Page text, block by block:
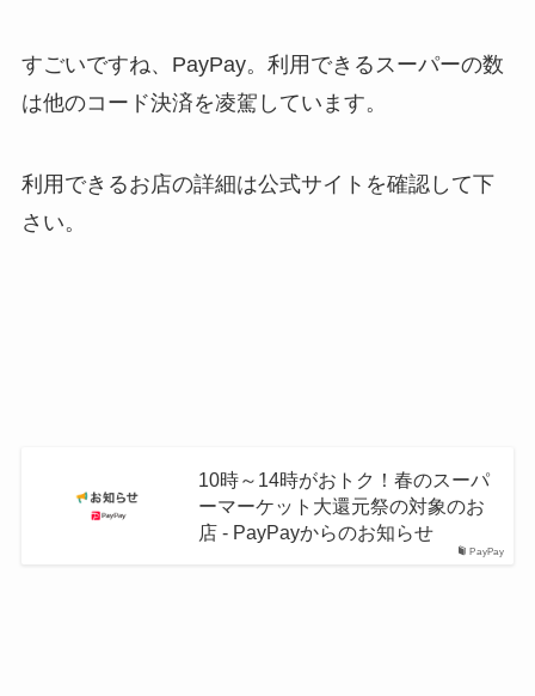
すごいですね、PayPay。利用できるスーパーの数
は他のコード決済を凌駕しています。
利用できるお店の詳細は公式サイトを確認して下
さい。
PayPay
10時～14時がおトク！春のスーパ
ーマーケット大還元祭の対象のお
店 - PayPayからのお知らせ